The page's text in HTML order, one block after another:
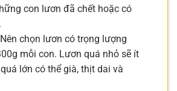
con lươn đã chết hoặc có
Nên chọn lươn có trọng lượng
mỗi con. Lươn quá nhỏ sẽ ít
lớn có thể già, thịt dai và